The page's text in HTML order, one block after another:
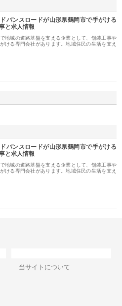
バンスロードが山形県鶴岡市で手がける
と求人情報
地域の道路基盤を支える企業として、舗装工事や
ける専門会社があります。地域住民の生活を支え
バンスロードが山形県鶴岡市で手がける
と求人情報
地域の道路基盤を支える企業として、舗装工事や
ける専門会社があります。地域住民の生活を支え
当サイトについて